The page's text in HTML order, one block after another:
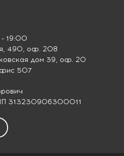
19:00
490, оф. 208
дом 39, оф. 20
507
313230906300011